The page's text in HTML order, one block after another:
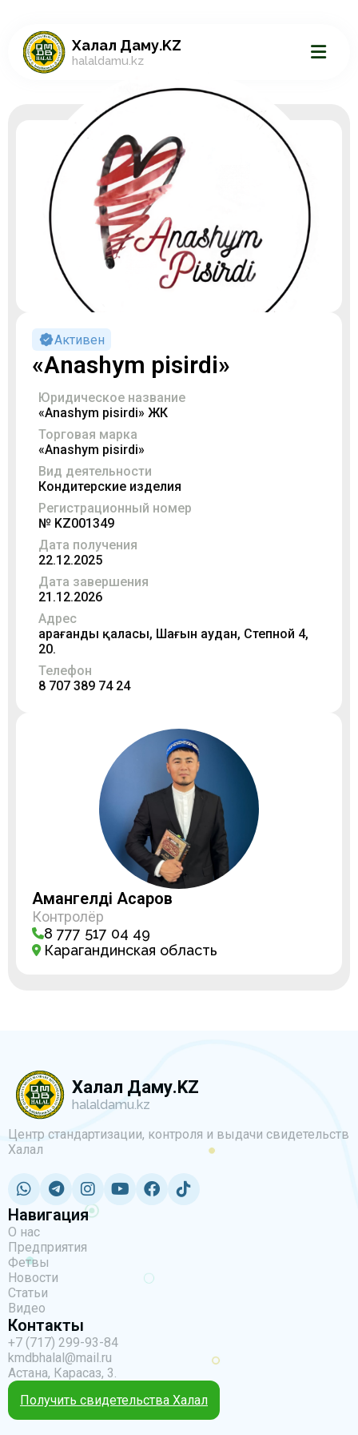
Халал Даму.KZ
halaldamu.kz
Активен
«Anashym pisirdi»
Юридическое название
«Anashym pisirdi» ЖК
Торговая марка
«Anashym pisirdi»
Вид деятельности
Кондитерские изделия
Регистрационный номер
№ KZ001349
Дата получения
22.12.2025
Дата завершения
21.12.2026
Адрес
Қарағанды қаласы, Шағын аудан, Степной 4,
20.
Телефон
8 707 389 74 24
Амангелді Асқаров
Контролёр
8 777 517 04 49
Карагандинская область
Халал Даму.KZ
halaldamu.kz
Центр стандартизации, контроля и выдачи свидетельств
Халал
Навигация
О нас
Предприятия
Фетвы
Новости
Статьи
Видео
Контакты
+7 (717) 299-93-84
kmdbhalal@mail.ru
Астана, Карасаз, 3.
Получить свидетельства Халал